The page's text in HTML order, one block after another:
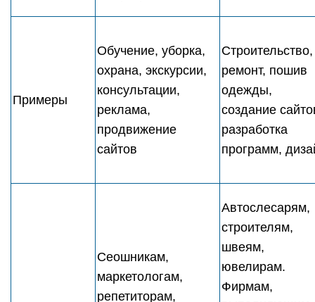
Примеры
Обучение, уборка,
охрана, экскурсии,
консультации,
реклама,
продвижение
сайтов
Строительство,
ремонт, пошив
одежды,
создание
разработка
программ,
Сеошникам,
маркетологам,
репетиторам,
Автослесарям,
строителям,
швеям,
ювелирам.
Фирмам,